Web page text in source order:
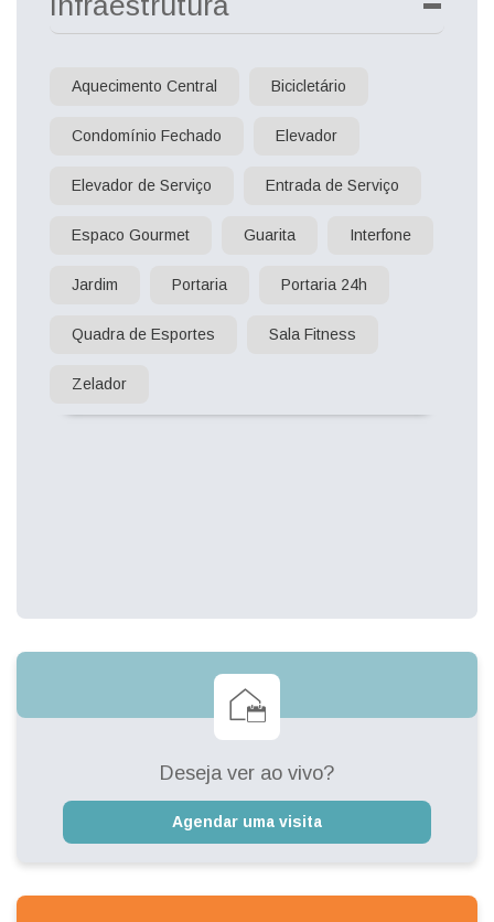
Aquecimento Central Bicicletário
Condomínio Fechado Elevador
Elevador de Serviço Entrada de Serviço
Espaco Gourmet Guarita Interfone
Jardim Portaria Portaria 24h
Quadra de Esportes Sala Fitness
Zelador
Deseja ver ao vivo?
Agendar uma visita